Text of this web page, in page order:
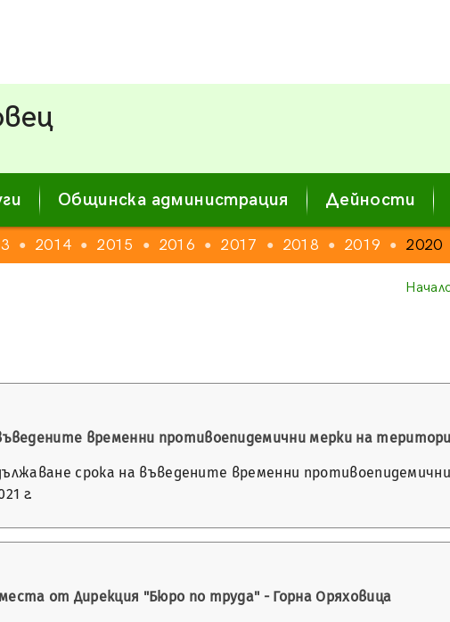
Общинска администрация Дейности
● 2014 ● 2015 ● 2016 ● 2017 ● 2018 ● 2019 ● 2020
временни противоепидемични мерки на
срока на въведените временни
г.
от Дирекция "Бюро по труда" - Горна Оряховица